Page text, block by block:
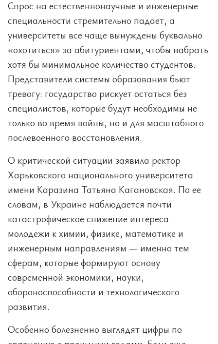
Спрос на естественнонаучные и инженерные
специальности стремительно падает, а
университеты все чаще вынуждены буквально
«охотиться» за абитуриентами, чтобы набрать
хотя бы минимальное количество студентов.
Представители системы образования бьют
тревогу: государство рискует остаться без
специалистов, которые будут необходимы не
только во время войны, но и для масштабного
послевоенного восстановления.
О критической ситуации заявила ректор
Харьковского национального университета
имени Каразина Татьяна Кагановская. По ее
словам, в Украине наблюдается почти
катастрофическое снижение интереса
молодежи к химии, физике, математике и
инженерным направлениям — именно тем
сферам, которые формируют основу
современной экономики, науки,
обороноспособности и технологического
развития.
Особенно болезненно выглядят цифры по